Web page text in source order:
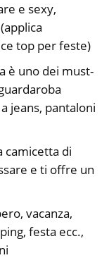
e sexy,
top per feste)
è uno dei must-
jeans, pantaloni
camicetta di
e ti offre un
vacanza,
festa ecc.,